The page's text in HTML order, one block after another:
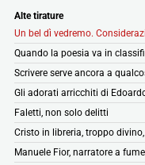
Alte tirature
Un bel dì vedremo.
Quando la poesia va in
Scrivere serve ancora a
Gli adorati arricchiti di
Faletti, non solo delitti
Cristo in libreria, troppo
Manuele Fior, narratore a